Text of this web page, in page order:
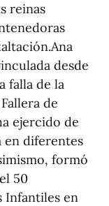
reinas
desde
falla de la
de
ejercido de
en diferentes
formó
50
Infantiles en